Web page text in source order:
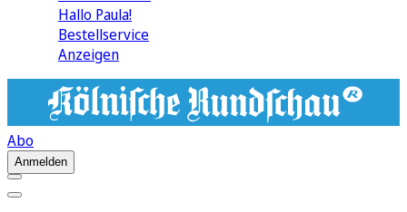
Hallo Paula!
Bestellservice
Anzeigen
Abo
Anmelden